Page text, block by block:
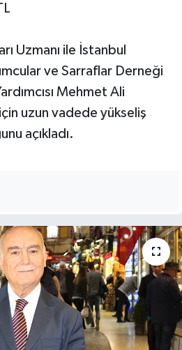
Uzmanı ile İstanbul
ve Sarraflar Derneği
Mehmet Ali
için uzun vadede yükseliş
açıkladı.